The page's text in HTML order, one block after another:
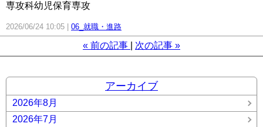
専攻科幼児保育専攻
2026/06/24 10:05 06_就職・進路
« 前の記事 次の記事 »
アーカイブ
2026年8月
2026年7月